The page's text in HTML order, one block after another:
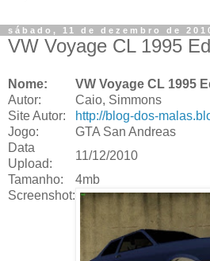
sábado, 11 de dezembro de
VW Voyage CL 1995
Nome:
VW Voyage CL 1995
Autor:
Caio, Simmons
Site Autor:
http://blog-dos-
Jogo:
GTA San Andreas
Data
Upload:
11/12/2010
Tamanho:
4mb
Screenshot: